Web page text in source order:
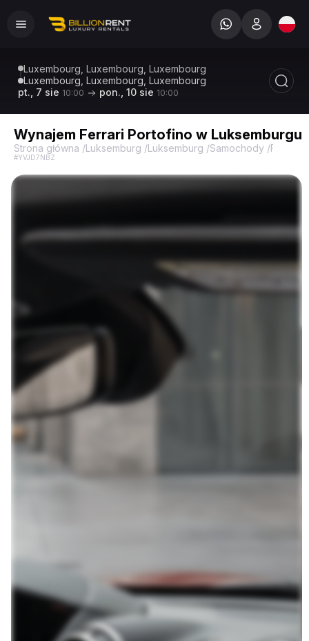
Luxembourg, Luxembourg, Luxembourg
Luxembourg, Luxembourg, Luxembourg
pt., 7 sie 10:00 pon., 10 sie 10:00
Wynajem Ferrari Portofino w Luksemburgu
Strona główna /Luksemburg /Luksemburg /Samochody /Ferrari
#YVJD7NBZ